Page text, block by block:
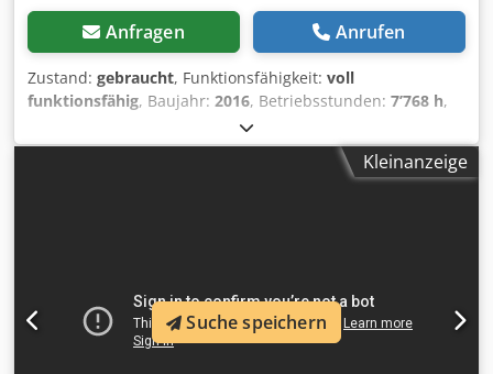
Anfragen Anrufen
Zustand: gebraucht, Funktionsfähigkeit: voll
funktionsfähig, Baujahr: 2016, Betriebsstunden: 7’768 h,
, Kraftstofftyp:
Elektro, Fahrerstandstapler Zustand: Einsatzbereit und
voll funktionsfähig Chsdozi H Ttjpfx Ak Eoa ZustandKleinanzeige
Suche speichern